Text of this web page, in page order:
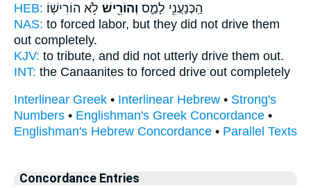
HEB:
הַֽכְּנַעֲנִ֖י לָמַ֑ס וְהוֹרֵ֖ישׁ לֹ֥א הוֹרִישֽׁוֹ׃
NAS: to forced labor, but they did not drive them
out completely.
KJV: to tribute, and did not utterly drive them out.
INT: the Canaanites to forced drive out completely
Interlinear Greek • Interlinear Hebrew • Strong's
Numbers • Englishman's Greek Concordance •
Englishman's Hebrew Concordance • Parallel Texts
Concordance Entries